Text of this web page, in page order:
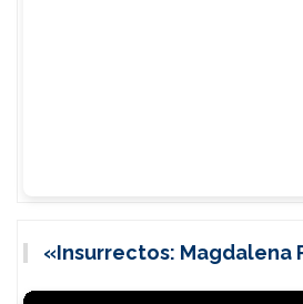
«Insurrectos: Magdalena